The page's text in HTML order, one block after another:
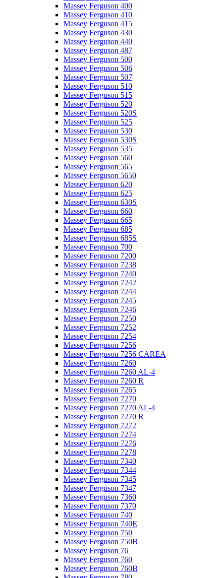
Massey Ferguson 400
Massey Ferguson 410
Massey Ferguson 415
Massey Ferguson 430
Massey Ferguson 440
Massey Ferguson 487
Massey Ferguson 500
Massey Ferguson 506
Massey Ferguson 507
Massey Ferguson 510
Massey Ferguson 515
Massey Ferguson 520
Massey Ferguson 520S
Massey Ferguson 525
Massey Ferguson 530
Massey Ferguson 530S
Massey Ferguson 535
Massey Ferguson 560
Massey Ferguson 565
Massey Ferguson 5650
Massey Ferguson 620
Massey Ferguson 625
Massey Ferguson 630S
Massey Ferguson 660
Massey Ferguson 665
Massey Ferguson 685
Massey Ferguson 685S
Massey Ferguson 700
Massey Ferguson 7200
Massey Ferguson 7238
Massey Ferguson 7240
Massey Ferguson 7242
Massey Ferguson 7244
Massey Ferguson 7245
Massey Ferguson 7246
Massey Ferguson 7250
Massey Ferguson 7252
Massey Ferguson 7254
Massey Ferguson 7256
Massey Ferguson 7256 CAREA
Massey Ferguson 7260
Massey Ferguson 7260 AL-4
Massey Ferguson 7260 R
Massey Ferguson 7265
Massey Ferguson 7270
Massey Ferguson 7270 AL-4
Massey Ferguson 7270 R
Massey Ferguson 7272
Massey Ferguson 7274
Massey Ferguson 7276
Massey Ferguson 7278
Massey Ferguson 7340
Massey Ferguson 7344
Massey Ferguson 7345
Massey Ferguson 7347
Massey Ferguson 7360
Massey Ferguson 7370
Massey Ferguson 740
Massey Ferguson 740E
Massey Ferguson 750
Massey Ferguson 750B
Massey Ferguson 76
Massey Ferguson 760
Massey Ferguson 760B